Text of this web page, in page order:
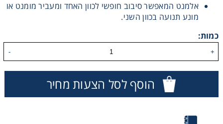
אלמנט המאפשר סיבוב חופשי לכוון האחד ומעביר מומנט או
מונע תנועה בכוון השני.
כמות:
+
-
הוסף לסל הצעות מחיר